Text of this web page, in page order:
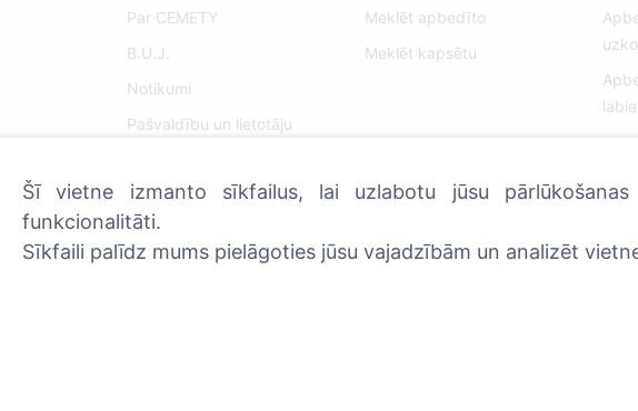
Par CEMETY
B.U.J.
Notikumi
Pašvaldību un lietotāju
Privātuma politika
Maksājumu politika
ES projekti
Meklēt apbedīto
Meklēt kapsētu
Šī vietne izmanto sīkfailus, lai uzlabotu jūsu
funkcionalitāti.
Sīkfaili palīdz mums pielāgoties jūsu vajadzībām un analizēt